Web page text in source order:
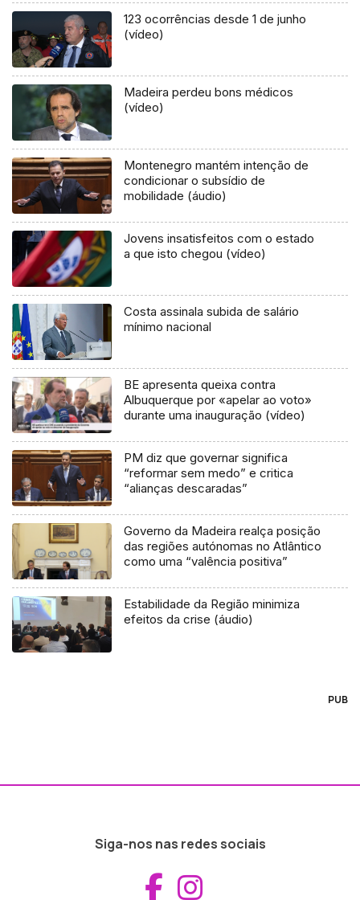
123 ocorrências desde 1 de junho
(vídeo)
Madeira perdeu bons médicos
(vídeo)
Montenegro mantém intenção de
condicionar o subsídio de
mobilidade (áudio)
Jovens insatisfeitos com o estado
a que isto chegou (vídeo)
Costa assinala subida de salário
mínimo nacional
BE apresenta queixa contra
Albuquerque por «apelar ao voto»
durante uma inauguração (vídeo)
PM diz que governar significa
“reformar sem medo” e critica
“alianças descaradas”
Governo da Madeira realça posição
das regiões autónomas no Atlântico
como uma “valência positiva”
Estabilidade da Região minimiza
efeitos da crise (áudio)
PUB
Siga-nos nas redes sociais
Aceder ao